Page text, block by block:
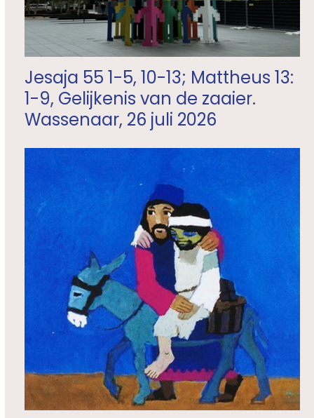
Jesaja 55 1-5, 10-13; Mattheus 13:
1-9, Gelijkenis van de zaaier.
Wassenaar, 26 juli 2026